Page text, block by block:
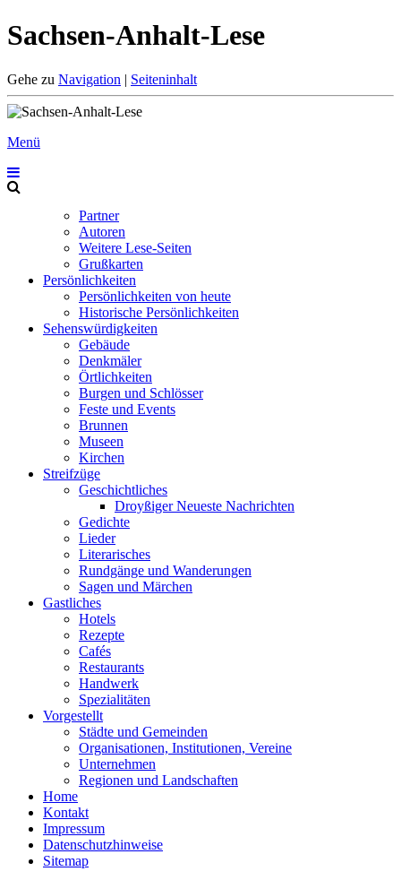
Sachsen-Anhalt-Lese
Gehe zu Navigation | Seiteninhalt
Menü
Partner
Autoren
Weitere Lese-Seiten
Grußkarten
Persönlichkeiten
Persönlichkeiten von heute
Historische Persönlichkeiten
Sehenswürdigkeiten
Gebäude
Denkmäler
Örtlichkeiten
Burgen und Schlösser
Feste und Events
Brunnen
Museen
Kirchen
Streifzüge
Geschichtliches
Droyßiger Neueste Nachrichten
Gedichte
Lieder
Literarisches
Rundgänge und Wanderungen
Sagen und Märchen
Gastliches
Hotels
Rezepte
Cafés
Restaurants
Handwerk
Spezialitäten
Vorgestellt
Städte und Gemeinden
Organisationen, Institutionen, Vereine
Unternehmen
Regionen und Landschaften
Home
Kontakt
Impressum
Datenschutzhinweise
Sitemap